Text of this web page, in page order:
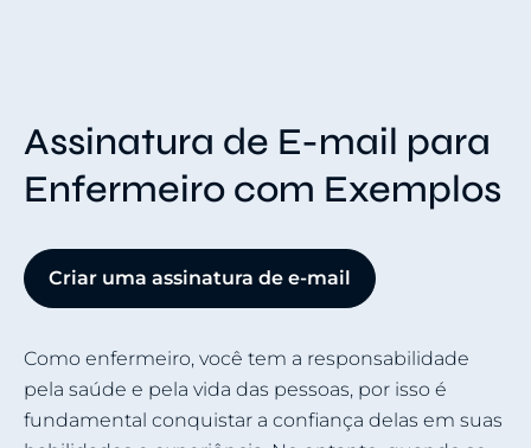
Assinatura de E-mail para
Enfermeiro com Exemplos
Criar uma assinatura de e-mail
Como enfermeiro, você tem a responsabilidade
pela saúde e pela vida das pessoas, por isso é
fundamental conquistar a confiança delas em suas